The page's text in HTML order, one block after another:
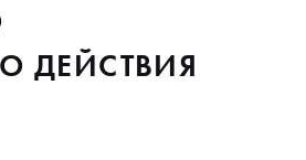
ДЕЙСТВИЯ